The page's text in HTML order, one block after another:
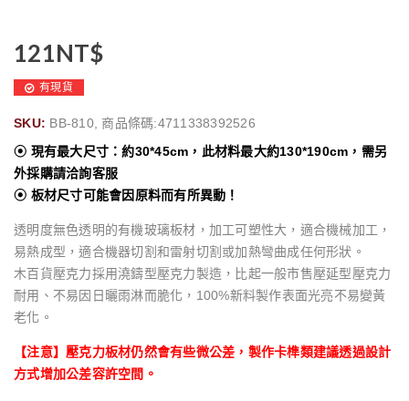
121NT$
有現貨
SKU: BB-810, 商品條碼:4711338392526
⦿ 現有最大尺寸：約30*45cm，此材料最大約130*190cm，需另
外採購請洽詢客服
⦿ 板材尺寸可能會因原料而有所異動！
透明度無色透明的有機玻璃板材，加工可塑性大，適合機械加工，
易熱成型，適合機器切割和雷射切割或加熱彎曲成任何形狀。
木百貨壓克力採用澆鑄型壓克力製造，比起一般市售壓延型壓克力
耐用、不易因日曬雨淋而脆化，100%新料製作表面光亮不易變黃
老化。
【注意】壓克力板材仍然會有些微公差，製作卡榫類建議透過設計
方式增加公差容許空間。